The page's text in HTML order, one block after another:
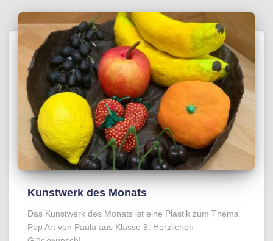
Kunstwerk des Monats
Das Kunstwerk des Monats ist eine Plastik zum Thema
Pop Art von Paula aus Klasse 9. Herzlichen